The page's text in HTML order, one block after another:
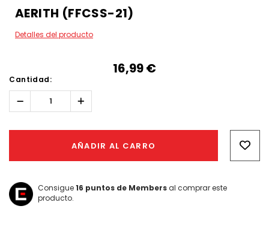
AERITH (FFCSS-21)
Detalles del producto
16,99‎ ‎€
Cantidad:
Reducir
cantidad:
Aumentar
la
cantidad:
AÑADIR AL CARRO
Consigue16 puntos de Membersal comprar este
producto.